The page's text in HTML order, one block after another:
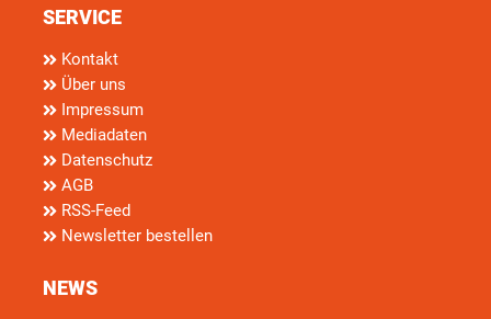
SERVICE
Kontakt
Über uns
Impressum
Mediadaten
Datenschutz
AGB
RSS-Feed
Newsletter bestellen
NEWS